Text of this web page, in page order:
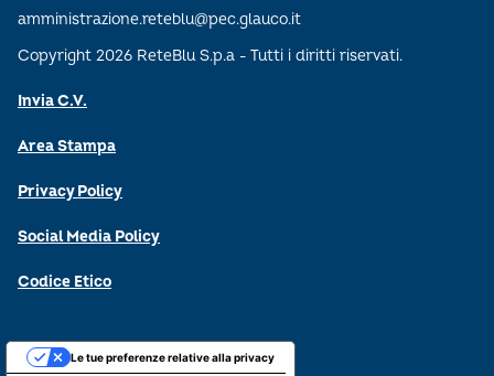
amministrazione.reteblu@pec.glauco.it
Copyright 2026 ReteBlu S.p.a - Tutti i diritti riservati.
Invia C.V.
Area Stampa
Privacy Policy
Social Media Policy
Codice Etico
Le tue preferenze relative alla privacy